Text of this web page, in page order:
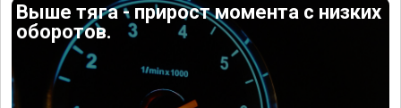
Выше тяга - прирост момента с низких
оборотов.